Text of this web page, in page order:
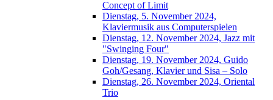
Concept of Limit
Dienstag, 5. November 2024,
Klaviermusik aus Computerspielen
Dienstag, 12. November 2024, Jazz mit
"Swinging Four"
Dienstag, 19. November 2024, Guido
Goh/Gesang, Klavier und Sisa – Solo
Dienstag, 26. November 2024, Oriental
Trio